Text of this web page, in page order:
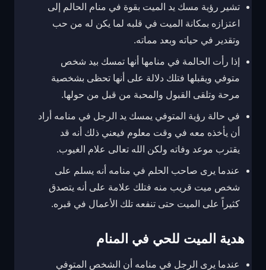
تشير رؤية مسك يد الميت بقوة في منام الحالم إلى
اعتزازه بمكانة الميت في قلبه لما يكن له من حب
وتقدير في حياته وبعد مماته.
إذا رأت الحالمة في منامها أنها تمسك بيد شخص
متوفي ويقبلها فتلك دلالة على أنها تحظى بشخصية
مرحة وتلقى القبول والمحبة من قبل من حولها.
في حالة رؤية المتوفي يمسك يد الرجل في منامه أراد
أن يأخذه معه في وقت معلوم فيعني ذلك أنه قد
يقترب موعد وفاته ولكن الله تعالى علام الغيوب.
عندما يرى صاحب الحلم في منامه أنه يسلم على
شخص ميت قريب منه فتلك علامة على أنه يتصدق
كثيراً على الميت حتى تنفعه تلك الأعمال في قبره.
هدية الميت للحي في المنام
عندما يرى الرجل في منامه أن الشخص المتوفي